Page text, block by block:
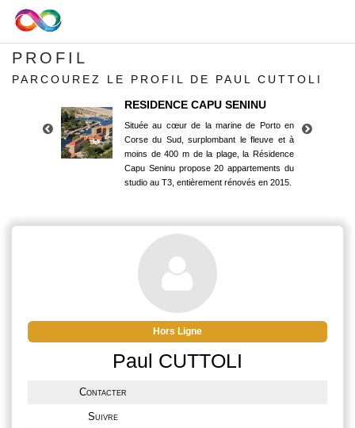
PROFIL
PARCOUREZ LE PROFIL DE PAUL CUTTOLI
RESIDENCE CAPU SENINU
Située au cœur de la marine de Porto en
Corse du Sud, surplombant le fleuve et à
moins de 400 m de la plage, la Résidence
Capu Seninu propose 20 appartements du
studio au T3, entièrement rénovés en 2015.
Corse du Sud, surplombant le fleuve et à
moins de 400 m de la plage, la Résidence
Capu Seninu propose 20 appartements du
studio au T3, entièrement rénovés en 2015.
Hors Ligne
Paul CUTTOLI
Contacter
Suivre